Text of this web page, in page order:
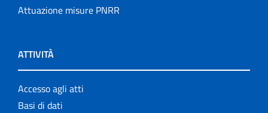
Attuazione misure PNRR
ATTIVITÀ
Accesso agli atti
Basi di dati